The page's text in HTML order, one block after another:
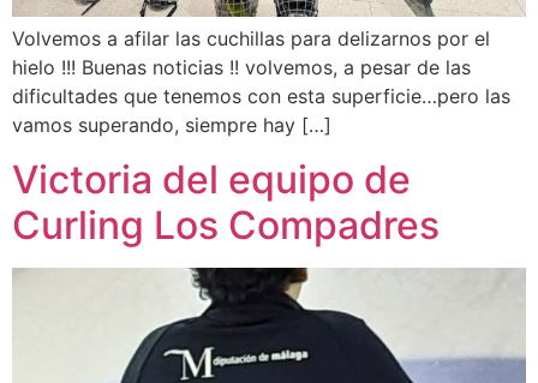
Volvemos a afilar las cuchillas para delizarnos por el
hielo !!! Buenas noticias !! volvemos, a pesar de las
dificultades que tenemos con esta superficie…pero las
vamos superando, siempre hay […]
Victoria del equipo de
Curling Los Compadres